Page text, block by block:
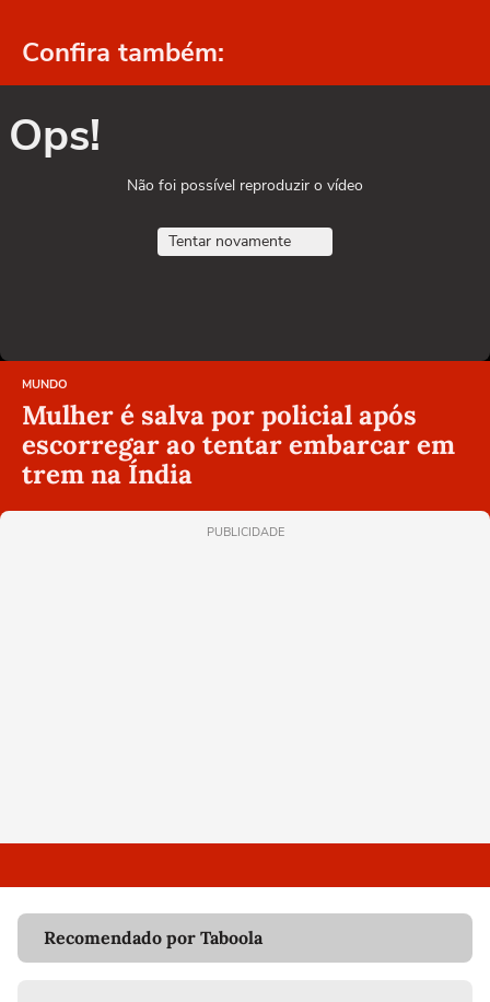
Confira também:
Ops!
Não foi possível reproduzir o vídeo
Tentar novamente
MUNDO
Mulher é salva por policial após
escorregar ao tentar embarcar em
trem na Índia
PUBLICIDADE
Recomendado por Taboola